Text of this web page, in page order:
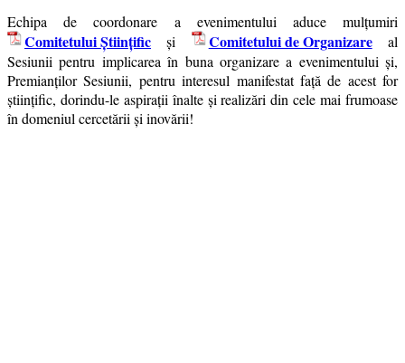
Echipa de coordonare a evenimentului aduce mulţumiri
Comitetului Ştiinţific şi Comitetului de Organizareal
Sesiunii pentru implicarea în buna organizare a evenimentului şi,
Premianților Sesiunii, pentru interesul manifestat faţă de acest for
ştiinţific, dorindu-le aspirații înalte și realizări din cele mai frumoase
în domeniul cercetării şi inovării!